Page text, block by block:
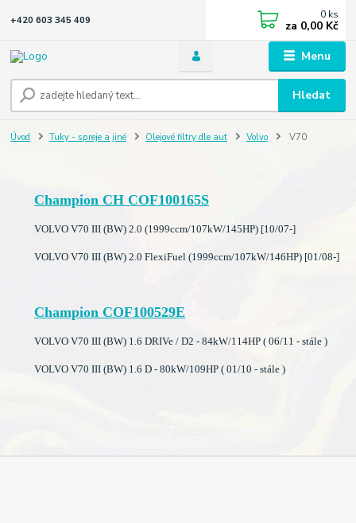
Menu
Hledat
+420 603 345 409 0 ks
za 0,00 Kč
Úvod Tuky - spreje a jiné Olejové filtry dle aut Volvo V70
Champion CH COF100165S
VOLVO V70 III (BW) 2.0 (1999ccm/107kW/145HP) [10/07-]
VOLVO V70 III (BW) 2.0 FlexiFuel (1999ccm/107kW/146HP) [01/08-]
Champion COF100529E
VOLVO V70 III (BW) 1.6 DRIVe / D2 - 84kW/114HP ( 06/11 - stále )
VOLVO V70 III (BW) 1.6 D - 80kW/109HP ( 01/10 - stále )